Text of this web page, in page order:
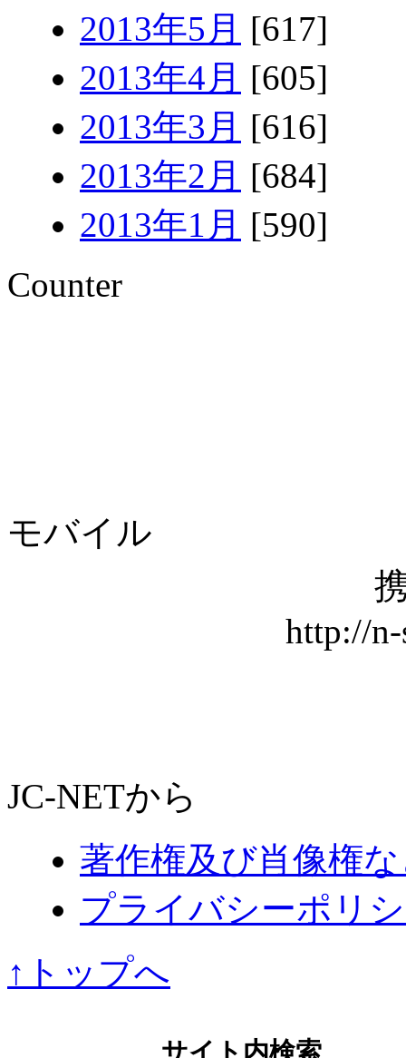
2013年5月 [617]
2013年4月 [605]
2013年3月 [616]
2013年2月 [684]
2013年1月 [590]
Counter
モバイル
http://
JC-NETから
著作権及び肖像権
プライバシーポリ
↑トップへ
サイト内検索